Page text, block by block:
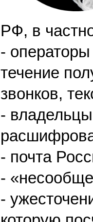
РФ, в
-
течение
звонков,
-
- почта
-
-